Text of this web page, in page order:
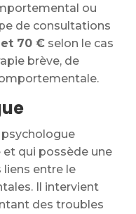
ou
de consultations
et 70€ selon le cas
brève, de
et qui possède une
liens entre le
Il intervient
des troubles